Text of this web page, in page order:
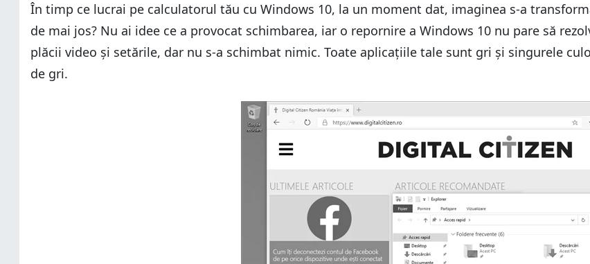
De ce s-a schimbat culoarea?
Dacă ai o versiune veche de Windows 10, urmează această soluție
De ce s-a schimbat culoarea?
În timp ce lucrai pe calculatorul tău cu Windows 10, la un moment dat, imaginea s-a
de mai jos? Nu ai idee ce a provocat schimbarea, iar o repornire a Windows 10 nu pare să
plăcii video și setările, dar nu s-a schimbat nimic. Toate aplicațiile tale sunt gri și singurele
de gri.